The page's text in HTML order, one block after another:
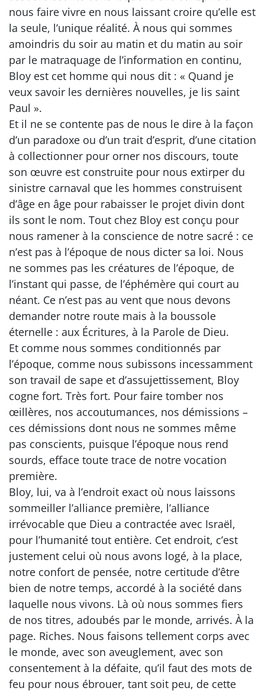
nous faire vivre en nous laissant croire qu’elle est
la seule, l’unique réalité. À nous qui sommes
amoindris du soir au matin et du matin au soir
par le matraquage de l’information en continu,
Bloy est cet homme qui nous dit : « Quand je
veux savoir les dernières nouvelles, je lis saint
Paul ».
Et il ne se contente pas de nous le dire à la façon
d’un paradoxe ou d’un trait d’esprit, d’une citation
à collectionner pour orner nos discours, toute
son œuvre est construite pour nous extirper du
sinistre carnaval que les hommes construisent
d’âge en âge pour rabaisser le projet divin dont
ils sont le nom. Tout chez Bloy est conçu pour
nous ramener à la conscience de notre sacré : ce
n’est pas à l’époque de nous dicter sa loi. Nous
ne sommes pas les créatures de l’époque, de
l’instant qui passe, de l’éphémère qui court au
néant. Ce n’est pas au vent que nous devons
demander notre route mais à la boussole
éternelle : aux Écritures, à la Parole de Dieu.
Et comme nous sommes conditionnés par
l’époque, comme nous subissons incessamment
son travail de sape et d’assujettissement, Bloy
cogne fort. Très fort. Pour faire tomber nos
œillères, nos accoutumances, nos démissions –
ces démissions dont nous ne sommes même
pas conscients, puisque l’époque nous rend
sourds, efface toute trace de notre vocation
première.
Bloy, lui, va à l’endroit exact où nous laissons
sommeiller l’alliance première, l’alliance
irrévocable que Dieu a contractée avec Israël,
pour l’humanité tout entière. Cet endroit, c’est
justement celui où nous avons logé, à la place,
notre confort de pensée, notre certitude d’être
bien de notre temps, accordé à la société dans
laquelle nous vivons. Là où nous sommes fiers
de nos titres, adoubés par le monde, arrivés. À la
page. Riches. Nous faisons tellement corps avec
le monde, avec son aveuglement, avec son
consentement à la défaite, qu’il faut des mots de
feu pour nous ébrouer, tant soit peu, de cette